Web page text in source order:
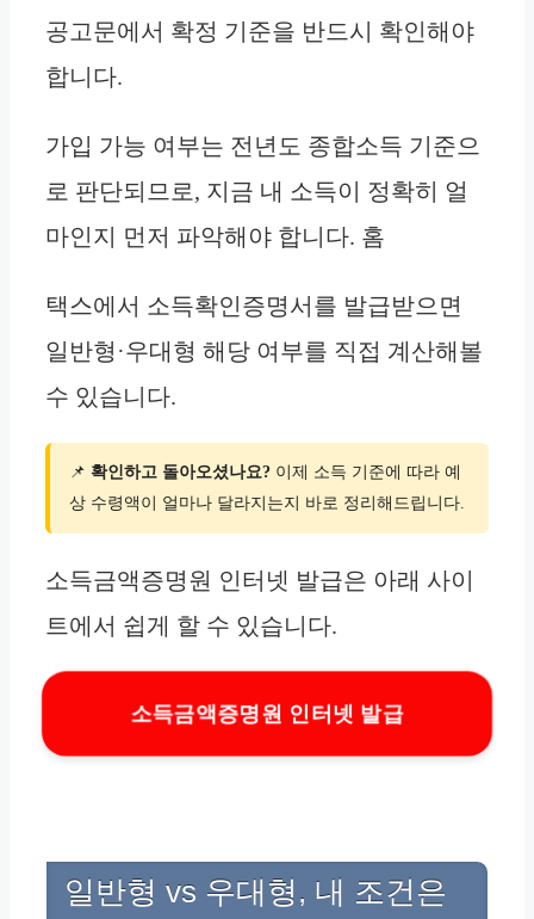
공고문에서 확정 기준을 반드시 확인해야
합니다.
가입 가능 여부는 전년도 종합소득 기준으
로 판단되므로, 지금 내 소득이 정확히 얼
마인지 먼저 파악해야 합니다. 홈
택스에서 소득확인증명서를 발급받으면
일반형·우대형 해당 여부를 직접 계산해볼
수 있습니다.
📌 확인하고 돌아오셨나요? 이제 소득 기준에 따라 예
상 수령액이 얼마나 달라지는지 바로 정리해드립니다.
소득금액증명원 인터넷 발급은 아래 사이
트에서 쉽게 할 수 있습니다.
소득금액증명원 인터넷 발급
일반형 vs 우대형, 내 조건은